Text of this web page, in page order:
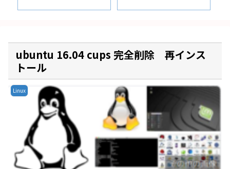
ubuntu 16.04 cups 完全削除 再インス
トール
Linux